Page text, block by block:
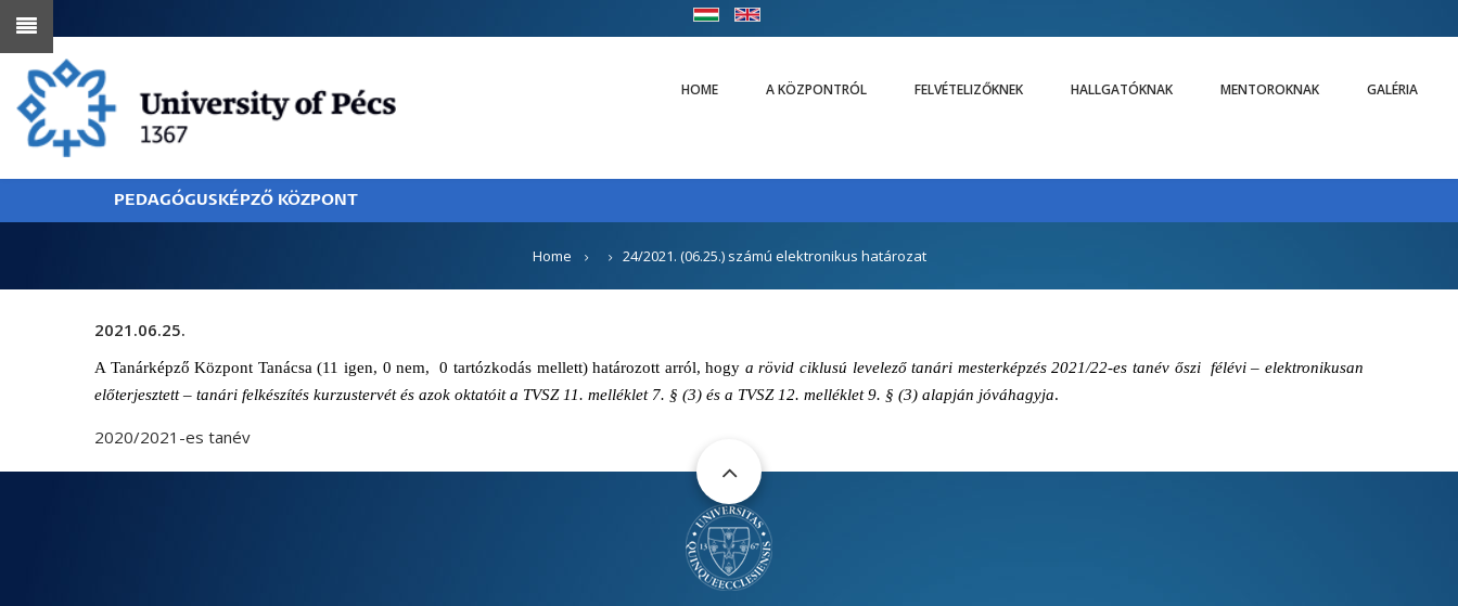
Skip
main
content
HOME A KÖZPONTRÓL FELVÉTELIZŐKNEK HALLGATÓKNAK MENTOROKNAK GALÉRIA
PEDAGÓGUSKÉPZŐ KÖZPONT
Home 24/2021. (06.25.) számú elektronikus határozat
2021.06.25.
A Tanárképző Központ Tanácsa (11 igen, 0 nem, 0 tartózkodás mellett) határozott arról, hogy a rövid ciklusú levelező tanári mesterképzés 2021/22-es tanév őszi félévi – elektronikusan
előterjesztett – tanári felkészítés kurzustervét és azok oktatóit a TVSZ 11. melléklet 7. § (3) és a TVSZ 12. melléklet 9. § (3) alapján jóváhagyja.
2020/2021-es tanév